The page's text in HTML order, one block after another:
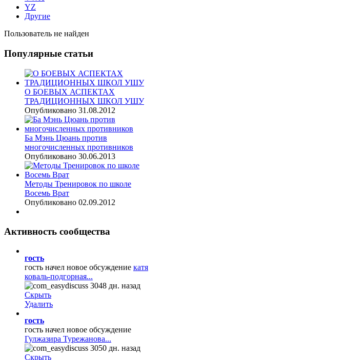
YZ
Другие
Пользователь не найден
Популярные статьи
О БОЕВЫХ АСПЕКТАХ
ТРАДИЦИОННЫХ ШКОЛ УШУ
Опубликовано 31.08.2012
Ба Мэнь Цюань против
многочисленных противников
Опубликовано 30.06.2013
Методы Тренировок по школе
Восемь Врат
Опубликовано 02.09.2012
Активность сообщества
гость
гость начел новое обсуждение катя
коваль-подгорная...
3048 дн. назад
Скрыть
Удалить
гость
гость начел новое обсуждение
Гулжазира Турежанова...
3050 дн. назад
Скрыть